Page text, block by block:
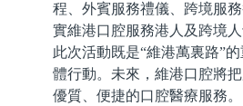
程、外賓服務禮儀、跨境服
實維港口腔服務港人及跨境人
此次活動既是“維港萬裏路”
體行動。未來，維港口腔將
優質、便捷的口腔醫療服務。